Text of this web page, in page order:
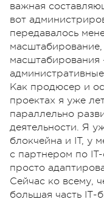
важная
вот
передавалось
масштабирования
Как продюсер и
проектах я уже
параллельно
деятельности. Я
блокчейна и IT, у
с партнером по
просто
Сейчас ко всему,
большая часть IТ-